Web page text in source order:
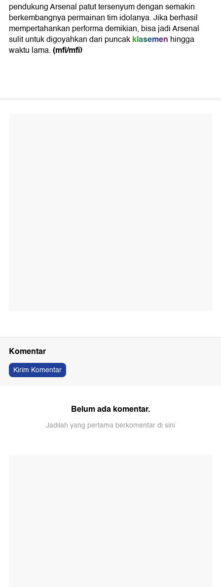
pendukung Arsenal patut tersenyum dengan semakin
berkembangnya permainan tim idolanya. Jika berhasil
mempertahankan performa demikian, bisa jadi Arsenal
sulit untuk digoyahkan dari puncakklasemen hingga
waktu lama.(mfi/mfi)
Komentar
Kirim Komentar
Belum ada komentar.
Jadilah yang pertama berkomentar di sini